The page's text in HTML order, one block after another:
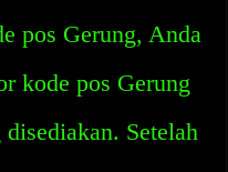
pos Gerung, Anda
kode pos Gerung
Setelah